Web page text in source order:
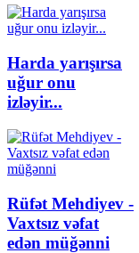
Harda yarışırsa
uğur onu
izləyir...
Rüfət Mehdiyev -
Vaxtsız vəfat
edən müğənni